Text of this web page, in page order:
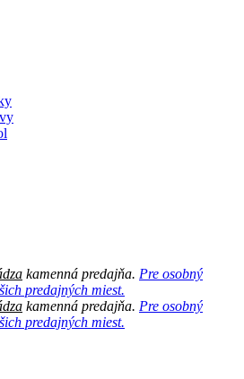
kamenná predajňa. Pre osobný
predajných miest.
kamenná predajňa. Pre osobný
predajných miest.